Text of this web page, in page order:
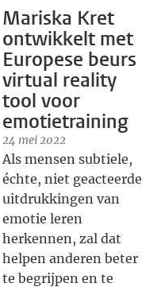
Mariska Kret
ontwikkelt met
Europese beurs
virtual reality
tool voor
emotietraining
24 mei 2022
Als mensen subtiele,
échte, niet geacteerde
uitdrukkingen van
emotie leren
herkennen, zal dat
helpen anderen beter
te begrijpen en te